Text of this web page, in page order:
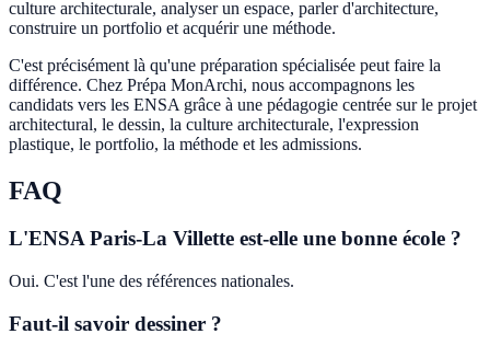
culture architecturale, analyser un espace, parler d'architecture,
construire un portfolio et acquérir une méthode.
C'est précisément là qu'une préparation spécialisée peut faire la
différence. Chez Prépa MonArchi, nous accompagnons les
candidats vers les ENSA grâce à une pédagogie centrée sur le projet
architectural, le dessin, la culture architecturale, l'expression
plastique, le portfolio, la méthode et les admissions.
FAQ
L'ENSA Paris-La Villette est-elle une bonne école ?
Oui. C'est l'une des références nationales.
Faut-il savoir dessiner ?